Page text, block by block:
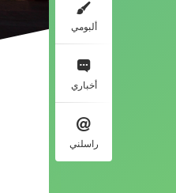
ألبومي
أخباري
راسلني